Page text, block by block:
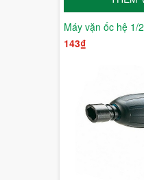
Máy vặn ốc hệ 1/
143₫